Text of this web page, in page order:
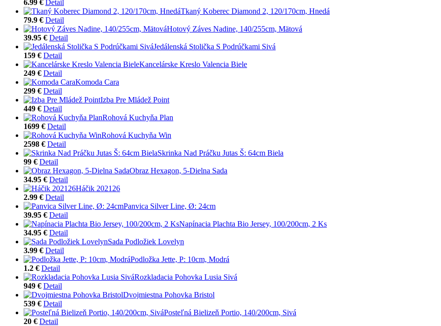
6.99 € Detail
Tkaný Koberec Diamond 2, 120/170cm, Hnedá
79.9 € Detail
Hotový Záves Nadine, 140/255cm, Mätová
39.95 € Detail
Jedálenská Stolička S Podrúčkami Sivá
159 € Detail
Kancelárske Kreslo Valencia Biele
249 € Detail
Komoda Cara
299 € Detail
Izba Pre Mládež Point
449 € Detail
Rohová Kuchyňa Plan
1699 € Detail
Rohová Kuchyňa Win
2598 € Detail
Skrinka Nad Práčku Jutas Š: 64cm Biela
99 € Detail
Obraz Hexagon, 5-Dielna Sada
34.95 € Detail
Háčik 202126
2.99 € Detail
Panvica Silver Line, Ø: 24cm
39.95 € Detail
Napínacia Plachta Bio Jersey, 100/200cm, 2 Ks
34.95 € Detail
Sada Podložiek Lovelyn
3.99 € Detail
Podložka Jette, P: 10cm, Modrá
1.2 € Detail
Rozkladacia Pohovka Lusia Sivá
949 € Detail
Dvojmiestna Pohovka Bristol
539 € Detail
Posteľná Bielizeň Portio, 140/200cm, Sivá
20 € Detail